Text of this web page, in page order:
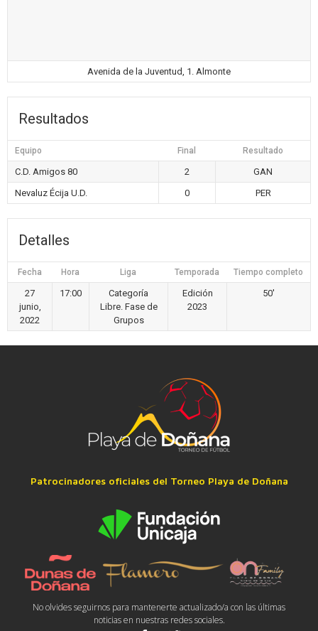
Avenida de la Juventud, 1. Almonte
Resultados
Equipo Final Resultado
C.D. Amigos 80 2
GAN
Nevaluz Écija U.D.
0 PER
Detalles
Fecha Hora Liga Temporada Tiempo completo
27
junio,
2022
17:00
Categoría
Libre. Fase de
Grupos
Edición
2023
50'
Patrocinadores oficiales del Torneo Playa de Doñana
No olvides seguirnos para mantenerte actualizado/a con las últimas
noticias en nuestras redes sociales.